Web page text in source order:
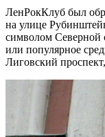
ЛенРокКлуб был
на улице
символом Северной
или популярное
Лиговский